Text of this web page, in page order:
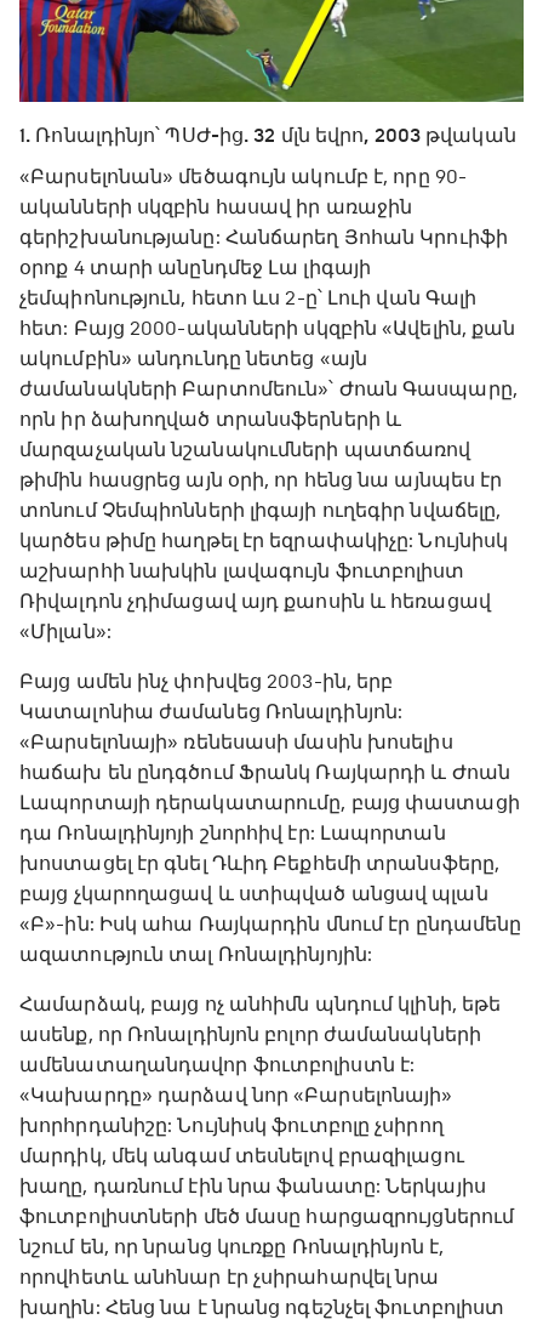
1. Ռոնալդինյո՝ ՊՍԺ-ից. 32 մլն եվրո, 2003 թվական
«Բարսելոնան» մեծագույն ակումբ է, որը 90-
ականների սկզբին հասավ իր առաջին
գերիշխանությանը: Հանճարեղ Յոհան Կրուիֆի
օրոք 4 տարի անընդմեջ Լա լիգայի
չեմպիոնություն, հետո ևս 2-ը՝ Լուի վան Գալի
հետ: Բայց 2000-ականների սկզբին «Ավելին, քան
ակումբին» անդունդը նետեց «այն
ժամանակների Բարտոմեուն»՝ Ժոան Գասպարը,
որն իր ձախողված տրանսֆերների և
մարզաչական նշանակումների պատճառով
թիմին հասցրեց այն օրի, որ հենց նա այնպես էր
տոնում Չեմպիոնների լիգայի ուղեգիր նվաճելը,
կարծես թիմը հաղթել էր եզրափակիչը: Նույնիսկ
աշխարհի նախկին լավագույն ֆուտբոլիստ
Ռիվալդոն չդիմացավ այդ քաոսին և հեռացավ
«Միլան»:
Բայց ամեն ինչ փոխվեց 2003-ին, երբ
Կատալոնիա ժամանեց Ռոնալդինյոն:
«Բարսելոնայի» ռենեսասի մասին խոսելիս
հաճախ են ընդգծում Ֆրանկ Ռայկարդի և Ժոան
Լապորտայի դերակատարումը, բայց փաստացի
դա Ռոնալդինյոյի շնորհիվ էր: Լապորտան
խոստացել էր գնել Դևիդ Բեքհեմի տրանսֆերը,
բայց չկարողացավ և ստիպված անցավ պլան
«Բ»-ին: Իսկ ահա Ռայկարդին մնում էր ընդամենը
ազատություն տալ Ռոնալդինյոյին:
Համարձակ, բայց ոչ անհիմն պնդում կլինի, եթե
ասենք, որ Ռոնալդինյոն բոլոր ժամանակների
ամենատաղանդավոր ֆուտբոլիստն է:
«Կախարդը» դարձավ նոր «Բարսելոնայի»
խորհրդանիշը: Նույնիսկ ֆուտբոլը չսիրող
մարդիկ, մեկ անգամ տեսնելով բրազիլացու
խաղը, դառնում էին նրա ֆանատը: Ներկայիս
ֆուտբոլիստների մեծ մասը հարցազրույցներում
նշում են, որ նրանց կուռքը Ռոնալդինյոն է,
որովհետև անհնար էր չսիրահարվել նրա
խաղին: Հենց նա է նրանց ոգեշնչել ֆուտբոլիստ